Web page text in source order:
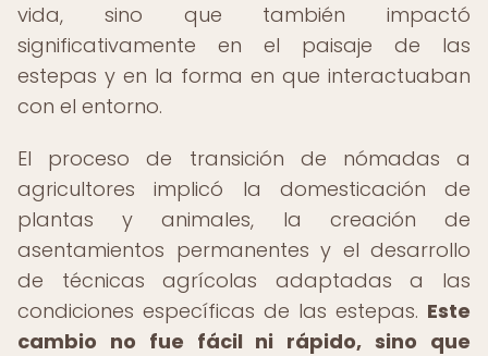
vida, sino que también impactó
significativamente en el paisaje de las
estepas y en la forma en que interactuaban
con el entorno.
El proceso de transición de nómadas a
agricultores implicó la domesticación de
plantas y animales, la creación de
asentamientos permanentes y el desarrollo
de técnicas agrícolas adaptadas a las
condiciones específicas de las estepas. Este
cambio no fue fácil ni rápido, sino que